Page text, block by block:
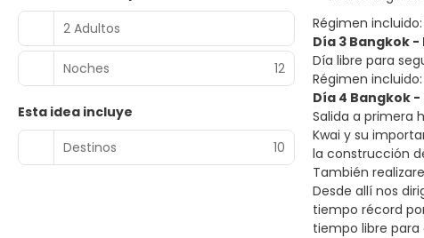
2 Adultos
Noches 12
Esta idea incluye
Destinos
10
Régimen
Día 3 Bangkok
Día libre para
Régimen
Día 4 Bangkok
Salida a primera
Kwai y su
la construcción
También
Desde allí nos
tiempo récord
tiempo libre para